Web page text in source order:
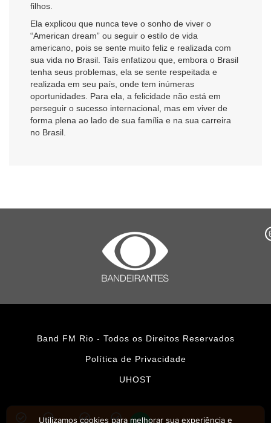
filhos.
Ela explicou que nunca teve o sonho de viver o
“American dream” ou seguir o estilo de vida
americano, pois se sente muito feliz e realizada com
sua vida no Brasil. Taís enfatizou que, embora o Brasil
tenha seus problemas, ela se sente respeitada e
realizada em seu país, onde tem inúmeras
oportunidades. Para ela, a felicidade não está em
perseguir o sucesso internacional, mas em viver de
forma plena ao lado de sua família e na sua carreira
no Brasil.
Band FM Rio - Todos os Direitos Reservados
Política de Privacidade
UHOST
Utilizamos cookies para melhorar sua experiência e